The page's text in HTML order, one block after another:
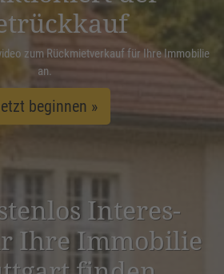
zum Rückmietverkauf für Ihre Immobilie
an.
beginnen »
Inter­es­
Ihre Immobilie